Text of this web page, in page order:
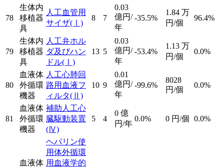
78
生体内
移植器
具
人工血管用
サイザ(Ⅰ)
8 7
0.03
億円/
年
-35.5%
1.84 万
円/個
96.4%
79
生体内
移植器
具
人工弁ホル
ダ及びハン
ドル(Ⅰ)
13 5
0.03
億円/
年
-53.4%
1.13 万
円/個
0.0%
80
血液体
外循環
機器
人工心肺回
路用血液フ
ィルタ(Ⅱ)
10 9
0.01
億円/
年
-99.6%
8028
円/個
0.0%
81
血液体
外循環
機器
補助人工心
臓駆動装置
(Ⅳ)
5 4
0 億
円/年
0.0% 0 円/個 0.0%
血液体
ヘパリン使
用体外循環
用血液学的